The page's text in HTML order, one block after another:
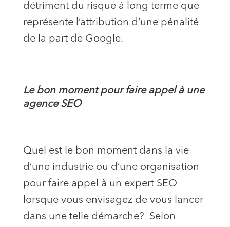
détriment du risque à long terme que
représente l’attribution d’une pénalité
de la part de Google.
Le bon moment pour faire appel à une
agence SEO
Quel est le bon moment dans la vie
d’une industrie ou d’une organisation
pour faire appel à un expert SEO
lorsque vous envisagez de vous lancer
dans une telle démarche? Selon